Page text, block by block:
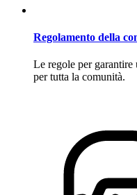
Regolamento della
Le regole per garantire
per tutta la comunità.